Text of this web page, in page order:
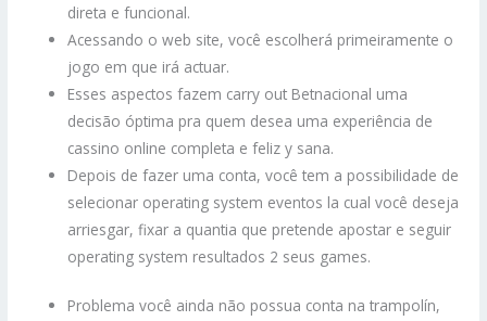
direta e funcional.
Acessando o web site, você escolherá primeiramente o
jogo em que irá actuar.
Esses aspectos fazem carry out Betnacional uma
decisão óptima pra quem desea uma experiência de
cassino online completa e feliz y sana.
Depois de fazer uma conta, você tem a possibilidade de
selecionar operating system eventos la cual você deseja
arriesgar, fixar a quantia que pretende apostar e seguir
operating system resultados 2 seus games.
Problema você ainda não possua conta na trampolín,